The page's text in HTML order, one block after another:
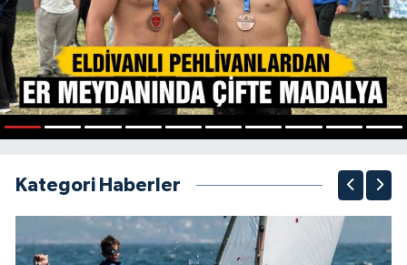
Kategori Haberler